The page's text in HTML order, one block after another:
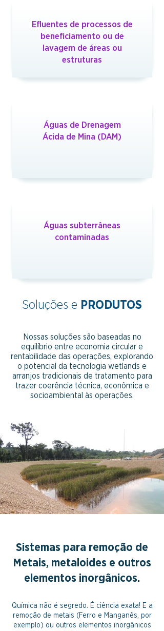
Efluentes de processos de
beneficiamento ou de
lavagem de áreas ou
estruturas
Águas de Drenagem
Ácida de Mina (DAM)
Águas subterrâneas
contaminadas
Soluções e PRODUTOS
Nossas soluções são baseadas no
equilíbrio entre economia circular e
rentabilidade das operações, explorando
o potencial da tecnologia wetlands e
arranjos tradicionais de tratamento para
trazer coerência técnica, econômica e
socioambiental às operações.​​
Sistemas para remoção de
Metais, metaloides e outros
elementos inorgânicos.
Química não é segredo. É ciência exata! E a
remoção de metais (Ferro e Manganês, por
exemplo) ou outros elementos inorgânicos